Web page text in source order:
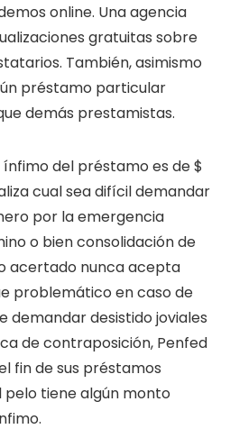
online. Una agencia
gratuitas sobre
También, asimismo
préstamo particular
demás prestamistas.
del préstamo es de $
cual sea difícil demandar
por la emergencia
o bien consolidación de
acertado nunca acepta
problemático en caso de
demandar desistido joviales
de contraposición, Penfed
fin de sus préstamos
tiene algún monto